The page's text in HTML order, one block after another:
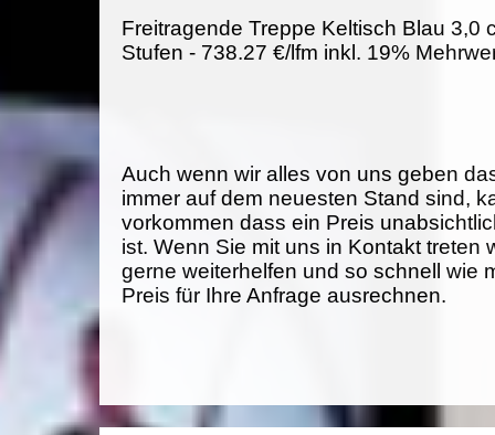
Freitragende Treppe Keltisch Blau 3,0
Stufen - 738.27 €/lfm inkl. 19%
Auch wenn wir alles von uns geben
immer auf dem neuesten Stand sind,
vorkommen dass ein Preis
ist. Wenn Sie mit uns in Kontakt treten
gerne weiterhelfen und so schnell wie
Preis für Ihre Anfrage ausrechnen.